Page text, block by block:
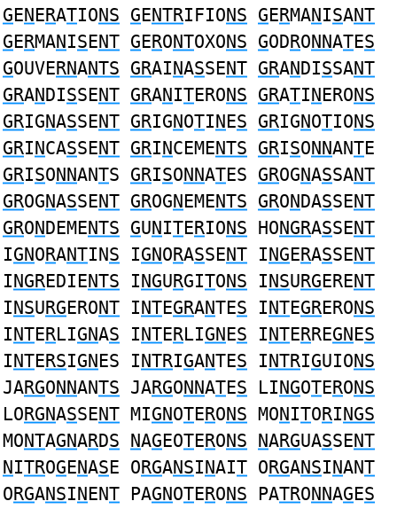
GENERATIONS GENTRIFIONS GERMANISANT
GERMANISENT GERONTOXONS GODRONNATES
GOUVERNANTS GRAINASSENT GRANDISSANT
GRANDISSENT GRANITERONS GRATINERONS
GRIGNASSENT GRIGNOTINES GRIGNOTIONS
GRINCASSENT GRINCEMENTS GRISONNANTE
GRISONNANTS GRISONNATES GROGNASSANT
GROGNASSENT GROGNEMENTS GRONDASSENT
GRONDEMENTS GUNITERIONS HONGRASSENT
IGNORANTINS IGNORASSENT INGERASSENT
INGREDIENTS INGURGITONS INSURGERENT
INSURGERONT INTEGRANTES INTEGRERONS
INTERLIGNAS INTERLIGNES INTERREGNES
INTERSIGNES INTRIGANTES INTRIGUIONS
JARGONNANTS JARGONNATES LINGOTERONS
LORGNASSENT MIGNOTERONS MONITORINGS
MONTAGNARDS NAGEOTERONS NARGUASSENT
NITROGENASE ORGANSINAIT ORGANSINANT
ORGANSINENT PAGNOTERONS PATRONNAGES